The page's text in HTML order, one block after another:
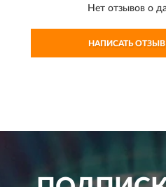
Нет отзывов о
НАПИСАТЬ